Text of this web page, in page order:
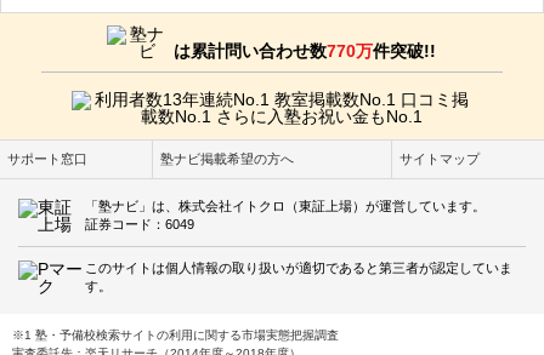
は累計問い合わせ数770万件突破!!
サポート窓口 塾ナビ掲載希望の方へ サイトマップ
「塾ナビ」は、株式会社イトクロ（東証上場）が運営しています。
証券コード：6049
このサイトは個人情報の取り扱いが適切であると第三者が認定していま
す。
※1 塾・予備校検索サイトの利用に関する市場実態把握調査